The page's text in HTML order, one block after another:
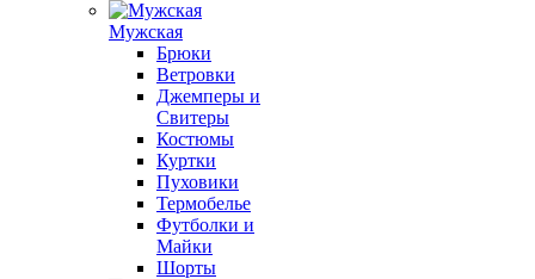
Мужская
Брюки
Ветровки
Джемперы и
Свитеры
Костюмы
Куртки
Пуховики
Термобелье
Футболки и
Майки
Шорты